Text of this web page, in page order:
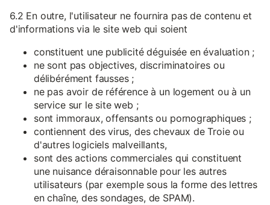
6.2 En outre, l'utilisateur ne fournira pas de contenu et
d'informations via le site web qui soient
constituent une publicité déguisée en évaluation ;
ne sont pas objectives, discriminatoires ou
délibérément fausses ;
ne pas avoir de référence à un logement ou à un
service sur le site web ;
sont immoraux, offensants ou pornographiques ;
contiennent des virus, des chevaux de Troie ou
d'autres logiciels malveillants,
sont des actions commerciales qui constituent
une nuisance déraisonnable pour les autres
utilisateurs (par exemple sous la forme des lettres
en chaîne, des sondages, de SPAM).